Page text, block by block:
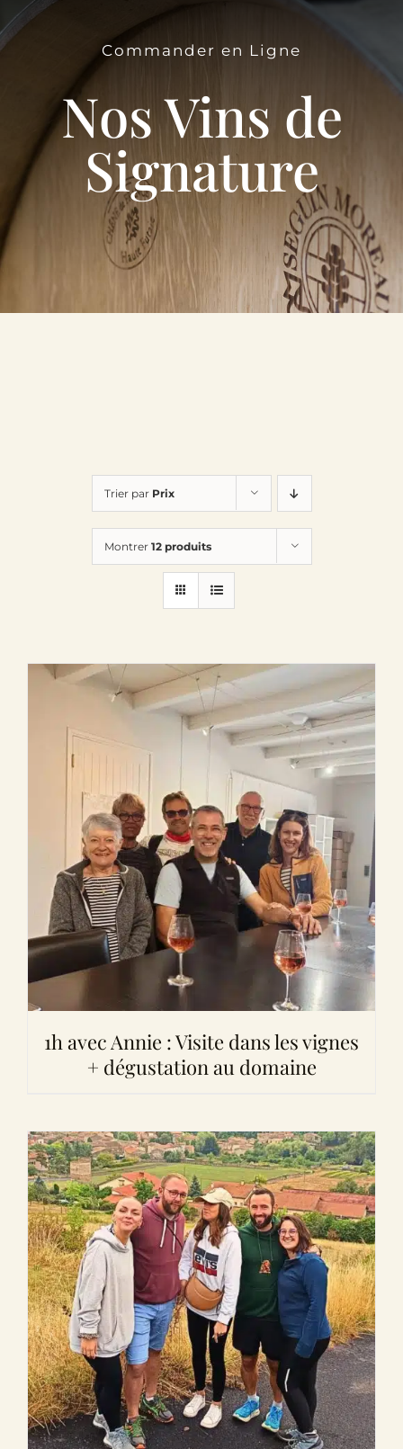
Le Domaine
Œnotourisme
Acheter en ligne
Actualités
Contactez-nous
Commander en Ligne
Nos Vins de
Signature
Trier par Prix
Montrer 12 produits
1h avec Annie : Visite dans les vignes
+ dégustation au domaine